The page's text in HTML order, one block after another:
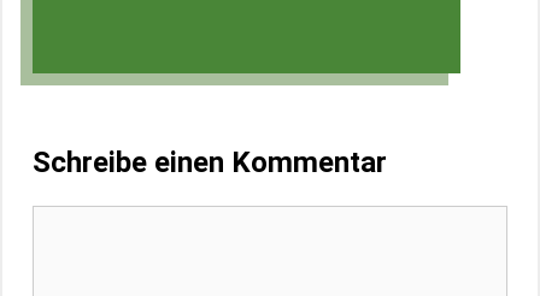
Schreibe einen Kommentar